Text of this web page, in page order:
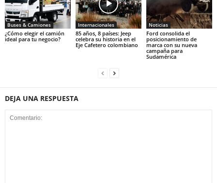
Buses & Camiones
¿Cómo elegir el camión
ideal para tu negocio?
Internacionales
85 años, 8 países: Jeep
celebra su historia en el
Eje Cafetero colombiano
Noticias
Ford consolida el
posicionamiento de
marca con su nueva
campaña para
Sudamérica
DEJA UNA RESPUESTA